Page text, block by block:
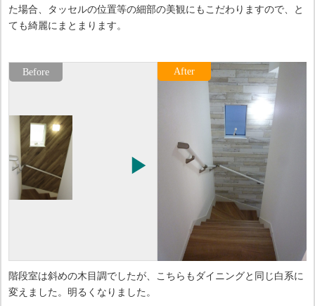
た場合、タッセルの位置等の細部の美観にもこだわりますので、と
ても綺麗にまとまります。
階段室は斜めの木目調でしたが、こちらもダイニングと同じ白系に
変えました。明るくなりました。